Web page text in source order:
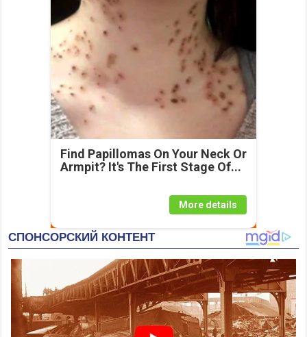
Find Papillomas On Your Neck Or
Armpit? It's The First Stage Of...
More details